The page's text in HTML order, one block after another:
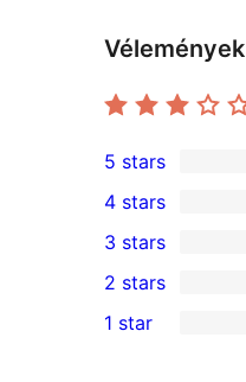
Vélemények
4
5-
star
reviews
5 stars
4-
star
reviews
4 stars
0
3-
star
3 stars
2-
2 stars
1 star